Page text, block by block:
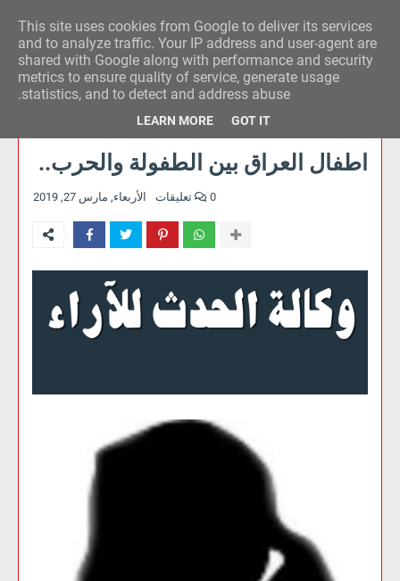
وكالة الحدث للآراء
اطفال العراق بين الطفولة والحرب..
الأربعاء, مارس 27, 2019 0 تعليقات
This site uses cookies from Google to deliver its services
and to analyze traffic. Your IP address and user-agent are
shared with Google along with performance and security
metrics to ensure quality of service, generate usage
statistics, and to detect and address abuse.
LEARN MORE GOT IT